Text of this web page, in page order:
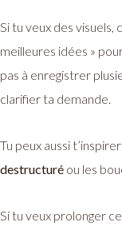
Si tu veux des visuels,
meilleures idées »
pas à enregistrer
clarifier ta demande.
Tu peux aussi
destructuré ou les
Si tu veux prolonger